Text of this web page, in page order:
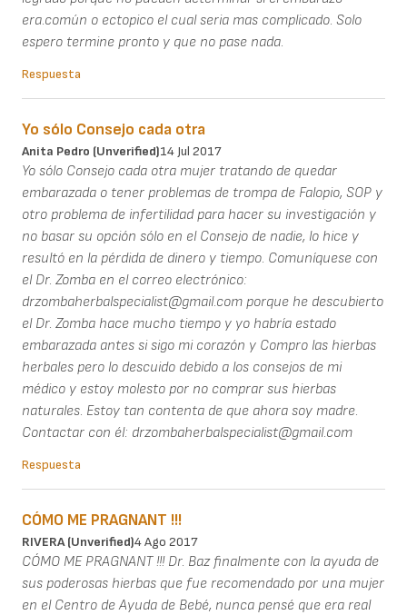
era.común o ectopico el cual seria mas complicado. Solo
espero termine pronto y que no pase nada.
Respuesta
Yo sólo Consejo cada otra
Anita Pedro (unverified)14 Jul 2017
Yo sólo Consejo cada otra mujer tratando de quedar
embarazada o tener problemas de trompa de Falopio, SOP y
otro problema de infertilidad para hacer su investigación y
no basar su opción sólo en el Consejo de nadie, lo hice y
resultó en la pérdida de dinero y tiempo. Comuníquese con
el Dr. Zomba en el correo electrónico:
drzombaherbalspecialist@gmail.com porque he descubierto
el Dr. Zomba hace mucho tiempo y yo habría estado
embarazada antes si sigo mi corazón y Compro las hierbas
herbales pero lo descuido debido a los consejos de mi
médico y estoy molesto por no comprar sus hierbas
naturales. Estoy tan contenta de que ahora soy madre.
Contactar con él: drzombaherbalspecialist@gmail.com
Respuesta
CÓMO ME PRAGNANT !!!
RIVERA (unverified)4 Ago 2017
CÓMO ME PRAGNANT !!! Dr. Baz finalmente con la ayuda de
sus poderosas hierbas que fue recomendado por una mujer
en el Centro de Ayuda de Bebé, nunca pensé que era real